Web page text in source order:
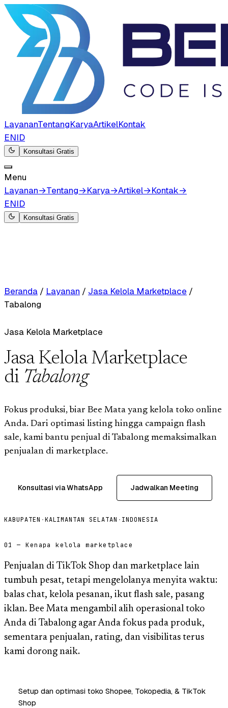
LayananTentangKaryaArtikelKontak
ENID
Konsultasi Gratis
Menu
Layanan→Tentang→Karya→Artikel→Kontak→
ENID
Konsultasi Gratis
Beranda / Layanan / Jasa Kelola Marketplace /
Tabalong
Jasa Kelola Marketplace
Jasa Kelola Marketplace
di Tabalong
Fokus produksi, biar Bee Mata yang kelola toko online
Anda. Dari optimasi listing hingga campaign flash
sale, kami bantu penjual di Tabalong memaksimalkan
penjualan di marketplace.
Konsultasi via WhatsApp Jadwalkan Meeting
KABUPATEN ·KALIMANTAN SELATAN · INDONESIA
01 — Kenapa kelola marketplace
Penjualan di TikTok Shop dan marketplace lain
tumbuh pesat, tetapi mengelolanya menyita waktu:
balas chat, kelola pesanan, ikut flash sale, pasang
iklan. Bee Mata mengambil alih operasional toko
Anda di Tabalong agar Anda fokus pada produk,
sementara penjualan, rating, dan visibilitas terus
kami dorong naik.
Setup dan optimasi toko Shopee, Tokopedia, & TikTok
Shop